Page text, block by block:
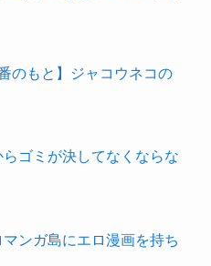
のもと】ジャコウネコの
ゴミが決してなくならな
ンガ島にエロ漫画を持ち